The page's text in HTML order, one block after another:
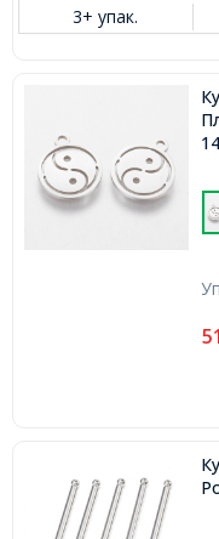
3+ упак.